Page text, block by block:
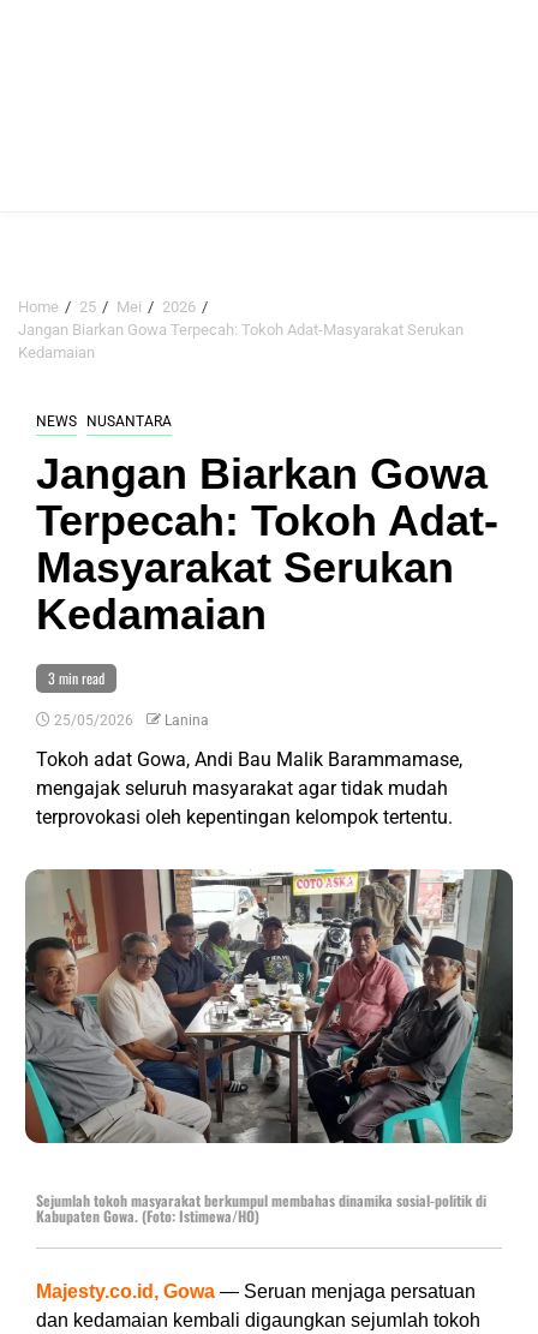
Home 25 Mei
2026
Jangan Biarkan Gowa Terpecah: Tokoh Adat-Masyarakat Serukan
Kedamaian
NEWS NUSANTARA
Jangan Biarkan Gowa
Terpecah: Tokoh Adat-
Masyarakat Serukan
Kedamaian
3 min read
25/05/2026 Lanina
Tokoh adat Gowa, Andi Bau Malik Barammamase,
mengajak seluruh masyarakat agar tidak mudah
terprovokasi oleh kepentingan kelompok tertentu.
Sejumlah tokoh masyarakat berkumpul membahas dinamika sosial-politik di
Kabupaten Gowa. (Foto: Istimewa/HO)
Majesty.co.id, Gowa — Seruan menjaga persatuan
dan kedamaian kembali digaungkan sejumlah tokoh